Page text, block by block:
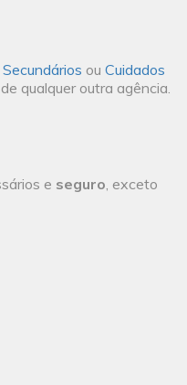
ou Cuidados
qualquer outra agência.
e seguro, exceto